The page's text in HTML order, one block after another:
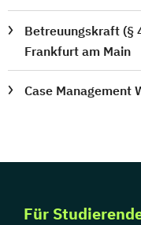
Betreuungskraft (§
Frankfurt am Main
Case Management
Für